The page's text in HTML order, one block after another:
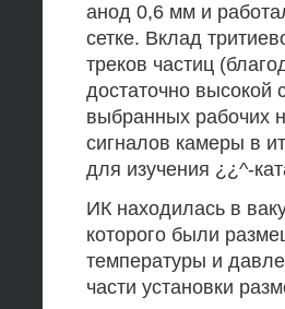
анод 0,6 мм и
сетке. Вклад
треков частиц
достаточно высокой
выбранных рабочих
сигналов камеры в
для изучения ¿¿^-
ИК находилась в
которого были
температуры и
части установки